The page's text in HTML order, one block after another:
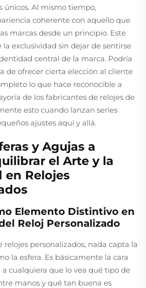
únicos. Al mismo tiempo,
coherente con aquello que
marcas desde un principio. Este
exclusividad sin dejar de sentirse
central de la marca. Podría
de ofrecer cierta elección al cliente
lo que hace reconocible a
de los fabricantes de relojes de
esto cuando lanzan series
ajustes aquí y allá.
y Agujas a
el Arte y la
en Relojes
Elemento Distintivo en
Reloj Personalizado
relojes personalizados, nada capta la
la esfera. Es básicamente la cara
cualquiera que lo vea qué tipo de
manos y qué tan buena es